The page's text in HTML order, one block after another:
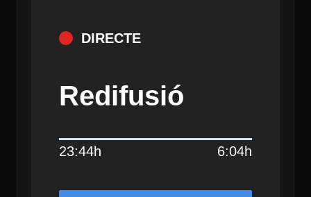
DIRECTE
Redifusió
23:44h 6:04h